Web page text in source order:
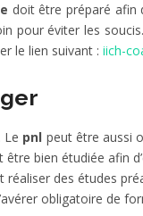
doit être préparé afin
éviter les
le lien suivant : iich-
. Le pnl peut être aussi
bien étudiée afin
réaliser des études
obligatoire de